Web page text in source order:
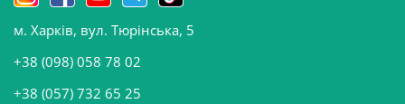
о
в
и
м. Харків, вул. Тюрінська, 5
+38 (098) 058 78 02
+38 (057) 732 65 25